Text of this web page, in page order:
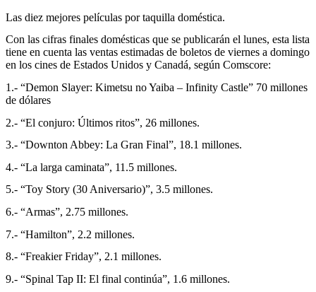
Las diez mejores películas por taquilla doméstica.
Con las cifras finales domésticas que se publicarán el lunes, esta lista
tiene en cuenta las ventas estimadas de boletos de viernes a domingo
en los cines de Estados Unidos y Canadá, según Comscore:
1.- “Demon Slayer: Kimetsu no Yaiba – Infinity Castle” 70 millones
de dólares
2.- “El conjuro: Últimos ritos”, 26 millones.
3.- “Downton Abbey: La Gran Final”, 18.1 millones.
4.- “La larga caminata”, 11.5 millones.
5.- “Toy Story (30 Aniversario)”, 3.5 millones.
6.- “Armas”, 2.75 millones.
7.- “Hamilton”, 2.2 millones.
8.- “Freakier Friday”, 2.1 millones.
9.- “Spinal Tap II: El final continúa”, 1.6 millones.